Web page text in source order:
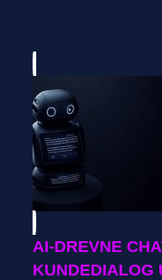
AI-DREVNE
KUNDEDIALOG